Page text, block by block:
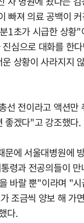
빠져 의료 공백이
1초가 시급한 상황
심으로 대화를 한
상황이 사라지지
선 전이라고 액션만
좋겠다"고 강조했다.
문에 서울대병원에
령과 전공의들이
바랄 뿐"이라며 "
조금씩 양보 해 가
다.